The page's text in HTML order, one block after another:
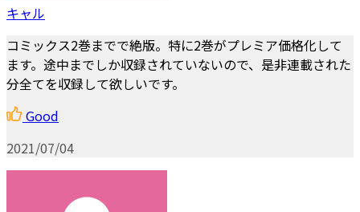
キャル
コミックス2巻までで絶版。特に2巻がプレミア価格化して
ます。途中までしか収録されていないので、是非連載された
分全てを収録して欲しいです。
Good
2021/07/04